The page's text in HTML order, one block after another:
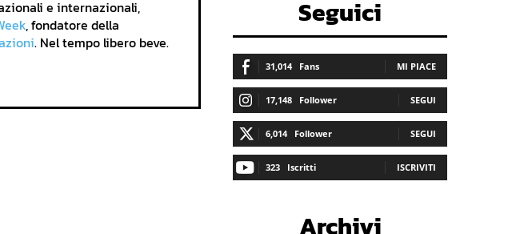
e internazionali,
, fondatore della
. Nel tempo libero beve.
Seguici
31,014 Fans MI PIACE
17,148 Follower SEGUI
6,014 Follower SEGUI
323 Iscritti ISCRIVITI
Archivi